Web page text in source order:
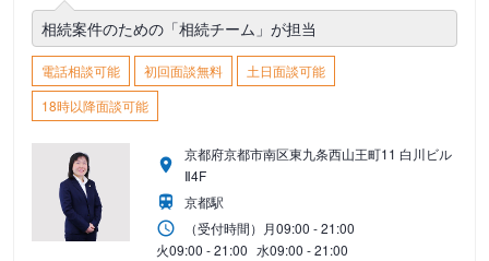
相続案件のための「相続チーム」が担当
電話相談可能 初回面談無料
土日面談可能
18時以降面談可能
京都府京都市南区東九条西山王町11 白川ビル
Ⅱ4F
京都駅
（受付時間） 月09:00 - 21:00
火09:00 - 21:00 水09:00 - 21:00